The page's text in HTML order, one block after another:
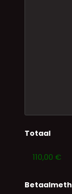
Totaal